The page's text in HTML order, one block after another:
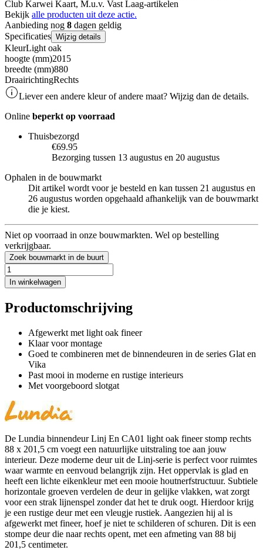
Club Karwei Kaart, M.u.v. Vast Laag-artikelen
Bekijk alle producten uit deze actie.
Aanbieding nog 8 dagen geldig
Specificaties Wijzig details
KleurLight oak
hoogte (mm)2015
breedte (mm)880
DraairichtingRechts
Liever een andere kleur of andere maat? Wijzig dan de details.
Online beperkt op voorraad
Thuisbezorgd
€69.95
Bezorging tussen 13 augustus en 20 augustus
Ophalen in de bouwmarkt
Dit artikel wordt voor je besteld en kan tussen 21 augustus en
26 augustus worden opgehaald afhankelijk van de bouwmarkt
die je kiest.
Niet op voorraad in onze bouwmarkten. Wel op bestelling
verkrijgbaar.
Zoek bouwmarkt in de buurt
In winkelwagen
Productomschrijving
Afgewerkt met light oak fineer
Klaar voor montage
Goed te combineren met de binnendeuren in de series Glat en
Vika
Past mooi in moderne en rustige interieurs
Met voorgeboord slotgat
De Lundia binnendeur Linj En CA01 light oak fineer stomp rechts
88 x 201,5 cm voegt een natuurlijke uitstraling toe aan jouw
interieur. Deze moderne deur uit de Linj-serie is perfect voor ruimtes
waar warmte en eenvoud belangrijk zijn. Het oppervlak is glad en
heeft een lichte eikenkleur met een mooie houtnerfstructuur. Subtiele
horizontale groeven verdelen de deur in gelijke vlakken, wat zorgt
voor een strak lijnenspel zonder dat het te druk oogt. Hierdoor krijg
je een rustige deur met een vleugje rustiek. Aangezien hij al is
afgewerkt met fineer, hoef je niet te schilderen of schuren. Dit is een
stompe deur die naar rechts opent, met een afmeting van 88 bij
201,5 centimeter.